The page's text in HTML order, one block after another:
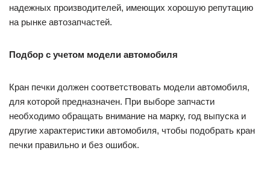
надежных производителей, имеющих хорошую репутацию
на рынке автозапчастей.
Подбор с учетом модели автомобиля
Кран печки должен соответствовать модели автомобиля,
для которой предназначен. При выборе запчасти
необходимо обращать внимание на марку, год выпуска и
другие характеристики автомобиля, чтобы подобрать кран
печки правильно и без ошибок.